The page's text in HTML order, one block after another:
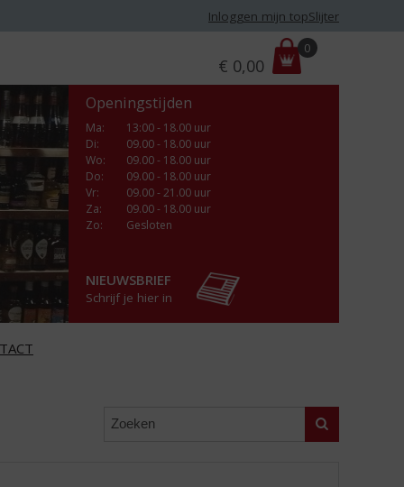
Inloggen mijn topSlijter
r
i
€ 0,00
0
Openingstijden
Ma:
13:00 - 18.00 uur
Di:
09.00 - 18.00 uur
Wo:
09.00 - 18.00 uur
Do:
09.00 - 18.00 uur
Vr:
09.00 - 21.00 uur
Za:
09.00 - 18.00 uur
Zo:
Gesloten
NIEUWSBRIEF
Schrijf je hier in
Zoeken